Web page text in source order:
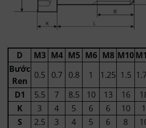
D M3 M4 M5 M6 M8 M10
Bước
Ren
0.5 0.7 0.8 1 1.25 1.5
D1
5.5 7 8.5 10 13 16
K
3 4 5 6 6 10 1
S
2.5 3 4 5 6 8